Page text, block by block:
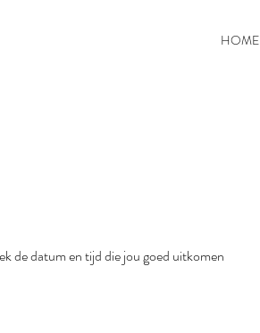
HOME
de datum en tijd die jou goed uitkomen